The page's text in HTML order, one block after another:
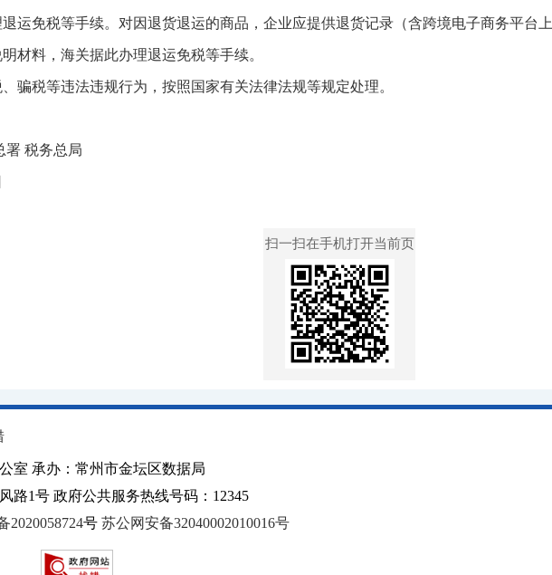
运免税等手续。对因退货退运的商品，企业应提供退货记录（含跨境电子商务平台
材料，海关据此办理退运免税等手续。
骗税等违法违规行为，按照国家有关法律法规等规定处理。
署 税务总局
扫一扫在手机打开当前页
室 承办：常州市金坛区数据局
路1号 政府公共服务热线号码：12345
2020058724号 苏公网安备32040002010016号